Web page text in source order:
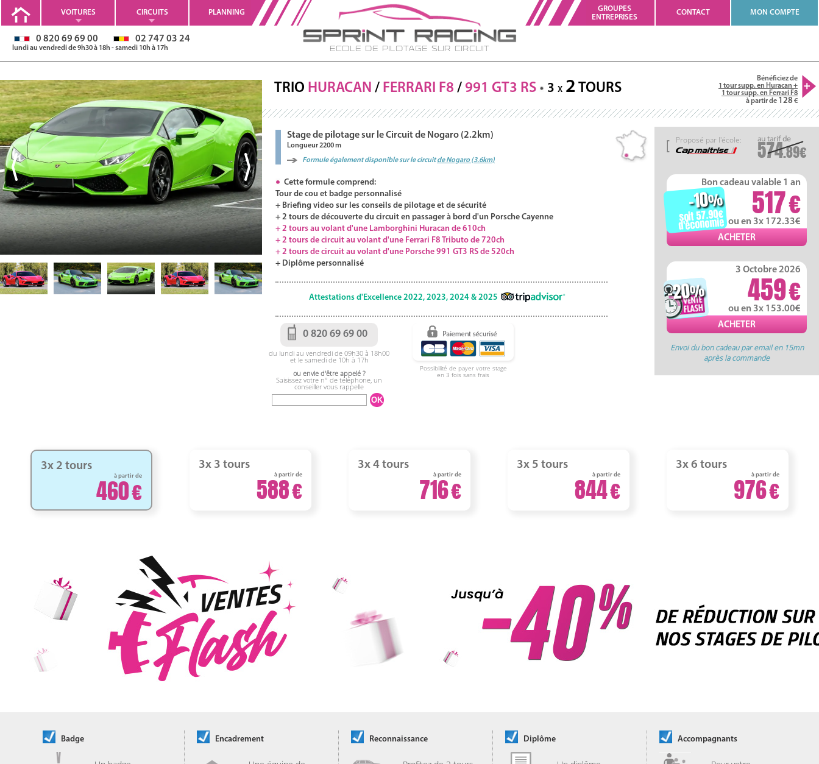
Ecole de Pilotage sur Circuit
VOITURES CIRCUITS PLANNING
GROUPES
ENTREPRISES
CONTACT MON COMPTE
0 820 69 69 00 02 747 03 24
lundi au vendredi de 9h30 à 18h - samedi 10h à 17h
Bénéficiez de
1 tour supp. en Huracan +
1 tour supp. en Ferrari F8
à partir de 128
TRIO HURACAN / FERRARI F8 / 991 GT3 RS 3 X 2 TOURS
574.89
Proposé par l'école:
Bon cadeau valable 1 an
517
ou en 3x 172.33
-10%
soit 57.90
d'économie
3 Octobre 2026
459
ou en 3x 153.00
-20%
Envoi du bon cadeau par email en 15mn
après la commande
Stage de pilotage sur le Circuit de Nogaro (2.2km)
Longueur 2200 m
Formule également disponible sur le circuitde Nogaro (3.6km)
Cette formule comprend:
Tour de cou et badge personnalisé
+ Briefing video sur les conseils de pilotage et de sécurité
+ 2 tours de découverte du circuit en passager à bord d'un Porsche Cayenne
+ 2 tours au volant d'une Lamborghini Huracan de 610ch
+ 2 tours de circuit au volant d'une Ferrari F8 Tributo de 720ch
+ 2 tours de circuit au volant d'une Porsche 991 GT3 RS de 520ch
+ Diplôme personnalisé
Attestations d'Excellence 2022, 2023, 2024 & 2025
0 820 69 69 00
du lundi au vendredi de 09h30 à 18h00
et le samedi de 10h à 17h
ou envie d'être appelé ?
Saisissez votre n° de téléphone, un
conseiller vous rappelle
Possibilité de payer votre stage
en 3 fois sans frais
3x 2 tours
à partir de
460
3x 3 tours
à partir de
588
3x 4 tours
à partir de
716
3x 5 tours
à partir de
844
3x 6 tours
à partir de
976
Badge Encadrement Reconnaissance Diplôme Accompagnants